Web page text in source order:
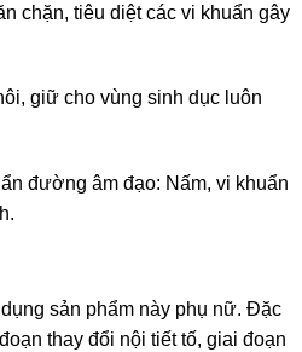
chặn, tiêu diệt các vi khuẩn gây
giữ cho vùng sinh dục luôn
đường âm đạo: Nấm, vi khuẩn
sản phẩm này phụ nữ. Đặc
thay đổi nội tiết tố, giai đoạn